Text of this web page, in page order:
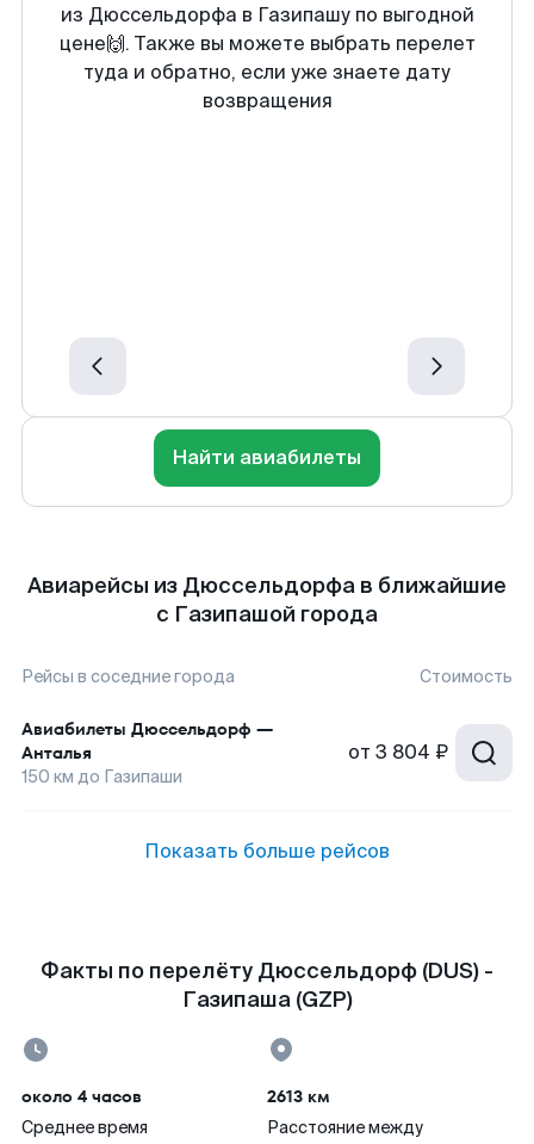
из Дюссельдорфа в Газипашу по выгодной
цене🙌. Также вы можете выбрать перелет
туда и обратно, если уже знаете дату
возвращения
Найти авиабилеты
Авиарейсы из Дюссельдорфа в ближайшие
с Газипашой города
Рейсы в соседние города Стоимость
Авиабилеты Дюссельдорф —
Анталья
150 км до Газипаши
от 3 804 ₽
Показать больше рейсов
Факты по перелёту Дюссельдорф (DUS) -
Газипаша (GZP)
около 4 часов
Среднее время
2613 км
Расстояние между